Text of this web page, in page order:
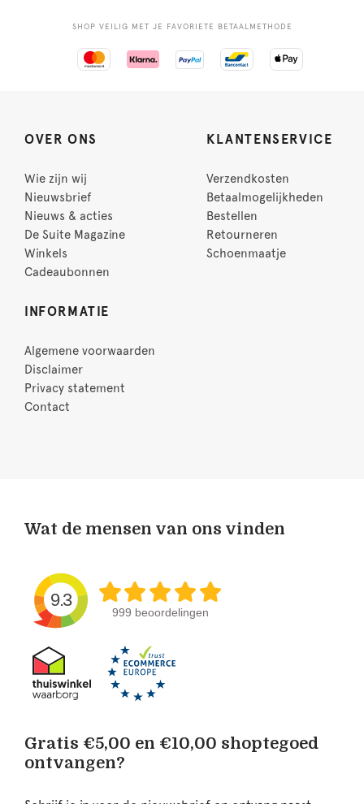
SHOP VEILIG MET JE FAVORIETE BETAALMETHODE
OVER ONS
Wie zijn wij
Nieuwsbrief
Nieuws & acties
De Suite Magazine
Winkels
Cadeaubonnen
KLANTENSERVICE
Verzendkosten
Betaalmogelijkheden
Bestellen
Retourneren
Schoenmaatje
INFORMATIE
Algemene voorwaarden
Disclaimer
Privacy statement
Contact
Wat de mensen van ons vinden
9.3
999 beoordelingen
Gratis €5,00 en €10,00 shoptegoed
ontvangen?